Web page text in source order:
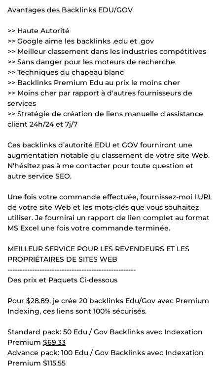
Avantages des Backlinks EDU/GOV
>> Haute Autorité
>> Google aime les backlinks .edu et .gov
>> Meilleur classement dans les industries compétitives
>> Sans danger pour les moteurs de recherche
>> Techniques du chapeau blanc
>> Backlinks Premium Edu au prix le moins cher
>> Moins cher par rapport à d'autres fournisseurs de
services
>> Stratégie de création de liens manuelle d'assistance
client 24h/24 et 7j/7
Ces backlinks d’autorité EDU et GOV fourniront une
augmentation notable du classement de votre site Web.
N'hésitez pas à me contacter pour toute question et
autre service SEO.
Une fois votre commande effectuée, fournissez-moi l'URL
de votre site Web et les mots-clés que vous souhaitez
utiliser. Je fournirai un rapport de lien complet au format
MS Excel une fois votre commande terminée.
MEILLEUR SERVICE POUR LES REVENDEURS ET LES
PROPRIÉTAIRES DE SITES WEB
----------------------------------------------------
Des prix et Paquets Ci-dessous
Pour $28.89, je crée 20 backlinks Edu/Gov avec Premium
Indexing, ces liens sont 100% sécurisés.
Standard pack: 50 Edu / Gov Backlinks avec Indexation
Premium $69.33
Advance pack: 100 Edu / Gov Backlinks avec Indexation
Premium $115.55